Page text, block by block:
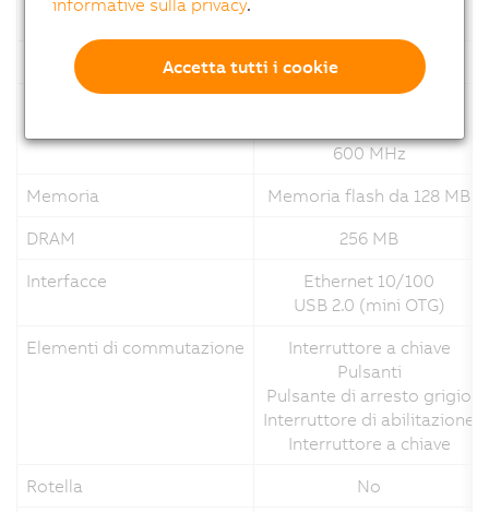
Touch screen
Resistivo analogico
600 MHz
Memoria
Memoria flash da 128 MB
DRAM
256 MB
Interfacce
Ethernet 10/100
USB 2.0 (mini OTG)
Elementi di commutazione
Interruttore a chiave
Pulsanti
Pulsante di arresto grigio
Interruttore di abilitazione
Interruttore a chiave
Rotella
No
informative sulla privacy.
Accetta tutti i cookie